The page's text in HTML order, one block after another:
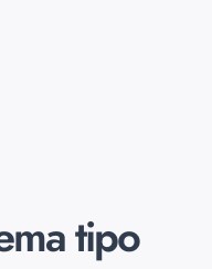
tipo